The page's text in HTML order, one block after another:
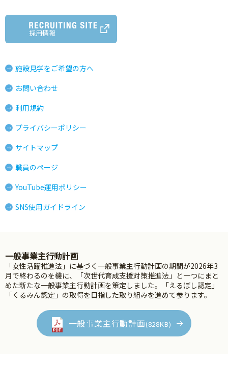
採用情報
施設見学をご希望の方へ
お問い合わせ
利用規約
プライバシーポリシー
サイトマップ
職員のページ
YouTube運用ポリシー
SNS使用ガイドライン
一般事業主行動計画
「女性活躍推進法」に基づく一般事業主行動計画の期間が2026年3
月で終わるのを機に、「次世代育成支援対策推進法」と一つにまと
めた新たな一般事業主行動計画を策定しました。「えるぼし認定」
「くるみん認定」の取得を目指した取り組みを進めて参ります。
一般事業主行動計画(828KB)